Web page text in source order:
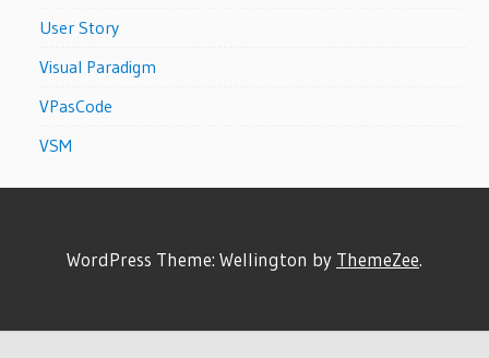
User Story
Visual Paradigm
VPasCode
VSM
WordPress Theme: Wellington by ThemeZee.